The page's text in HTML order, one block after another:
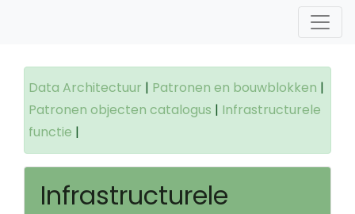
Data Architectuur | Patronen en bouwblokken |
Patronen objecten catalogus | Infrastructurele
functie |
Infrastructurele